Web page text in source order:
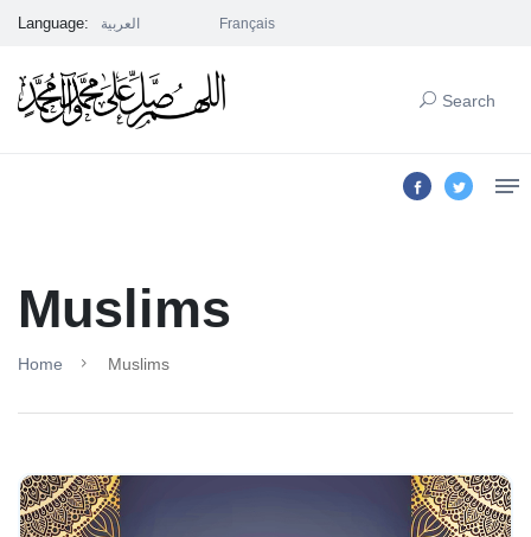
Language: العربية Français
Search
Muslims
Home Muslims